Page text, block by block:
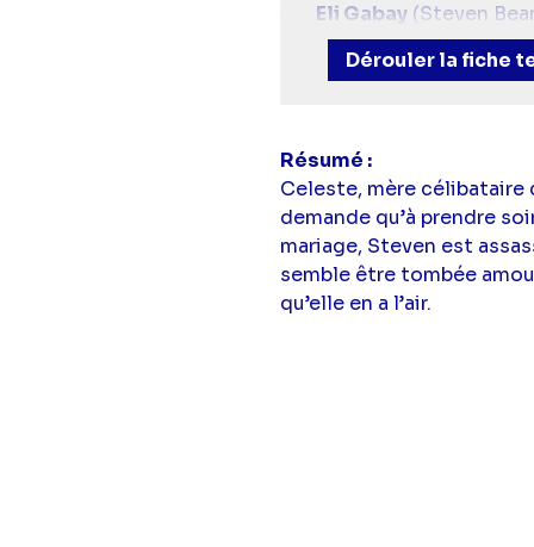
Eli Gabay(Steven
Directeur artistique :
Dérouler la fiche
Résumé
Celeste, mère célibataire
demande qu’à prendre
mariage, Steven est
semble être tombée
qu’elle en a l’air.